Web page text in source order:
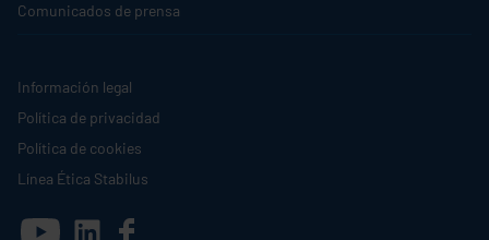
Comunicados de prensa
Información legal
Política de privacidad
Política de cookies
Línea Ética Stabilus